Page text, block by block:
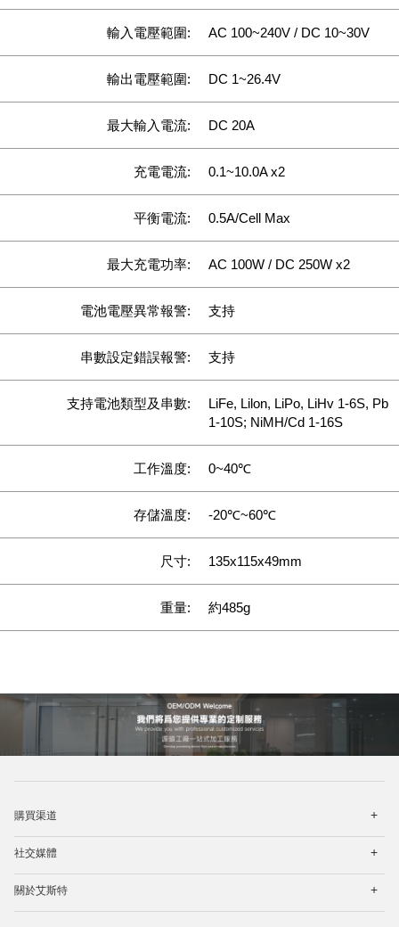
輸入電壓範圍: AC 100~240V / DC 10~30V
輸出電壓範圍: DC 1~26.4V
最大輸入電流: DC 20A
充電電流: 0.1~10.0A x2
平衡電流: 0.5A/Cell Max
最大充電功率: AC 100W / DC 250W x2
電池電壓異常報警: 支持
串數設定錯誤報警: 支持
支持電池類型及串數:
LiFe, Lilon, LiPo, LiHv 1-6S, Pb
1-10S; NiMH/Cd 1-16S
工作溫度: 0~40℃
存儲溫度: -20℃~60℃
尺寸: 135x115x49mm
重量: 約485g
購買渠道
菜
社交媒體
菜
關於艾斯特
菜